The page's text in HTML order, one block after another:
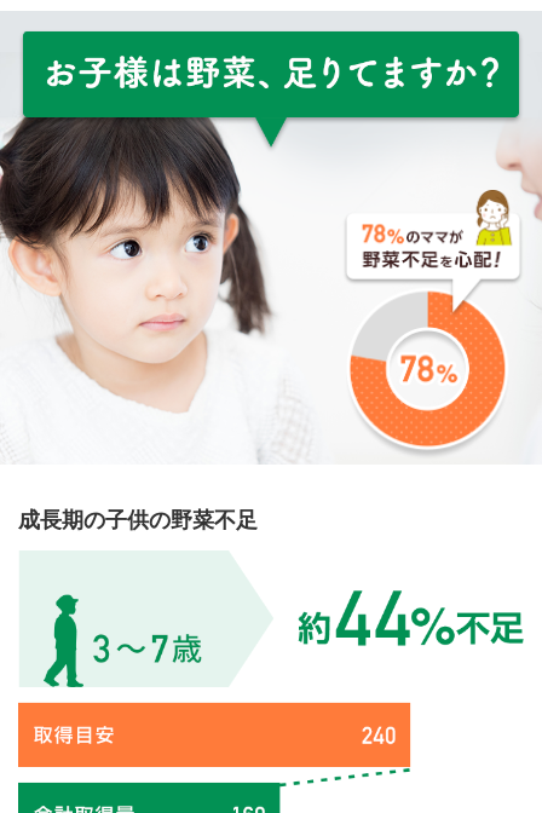
たが、赤色のジューズをおかわり！というくらい好評で
した。一日一杯を楽しみになってもらえるといいなぁと
思っています。子供にウケが良かったという点と安心安
全評価製品だということが魅力です。
2018年3月13日
成長期の子供の野菜不足